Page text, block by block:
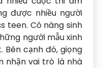
được nhiều người
teen. Cô nàng sinh
người mẫu xinh
Bên cạnh đó, giọng
nhận vai trò là nhà